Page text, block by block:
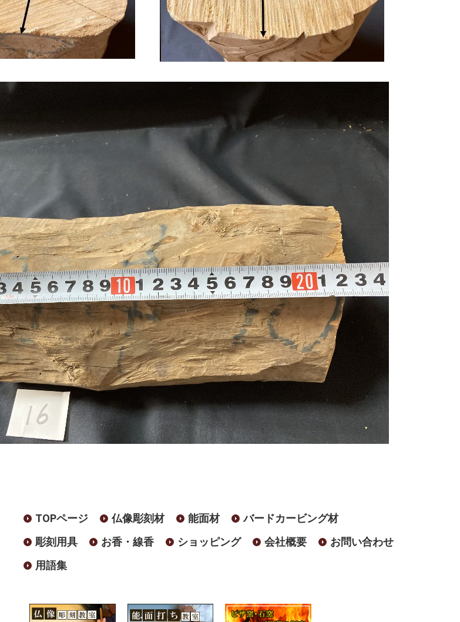
TOPページ 仏像彫刻材 能面材
バードカービング材
彫刻用具
お香・線香 ショッピング 会社概要
お問い合わせ
用語集